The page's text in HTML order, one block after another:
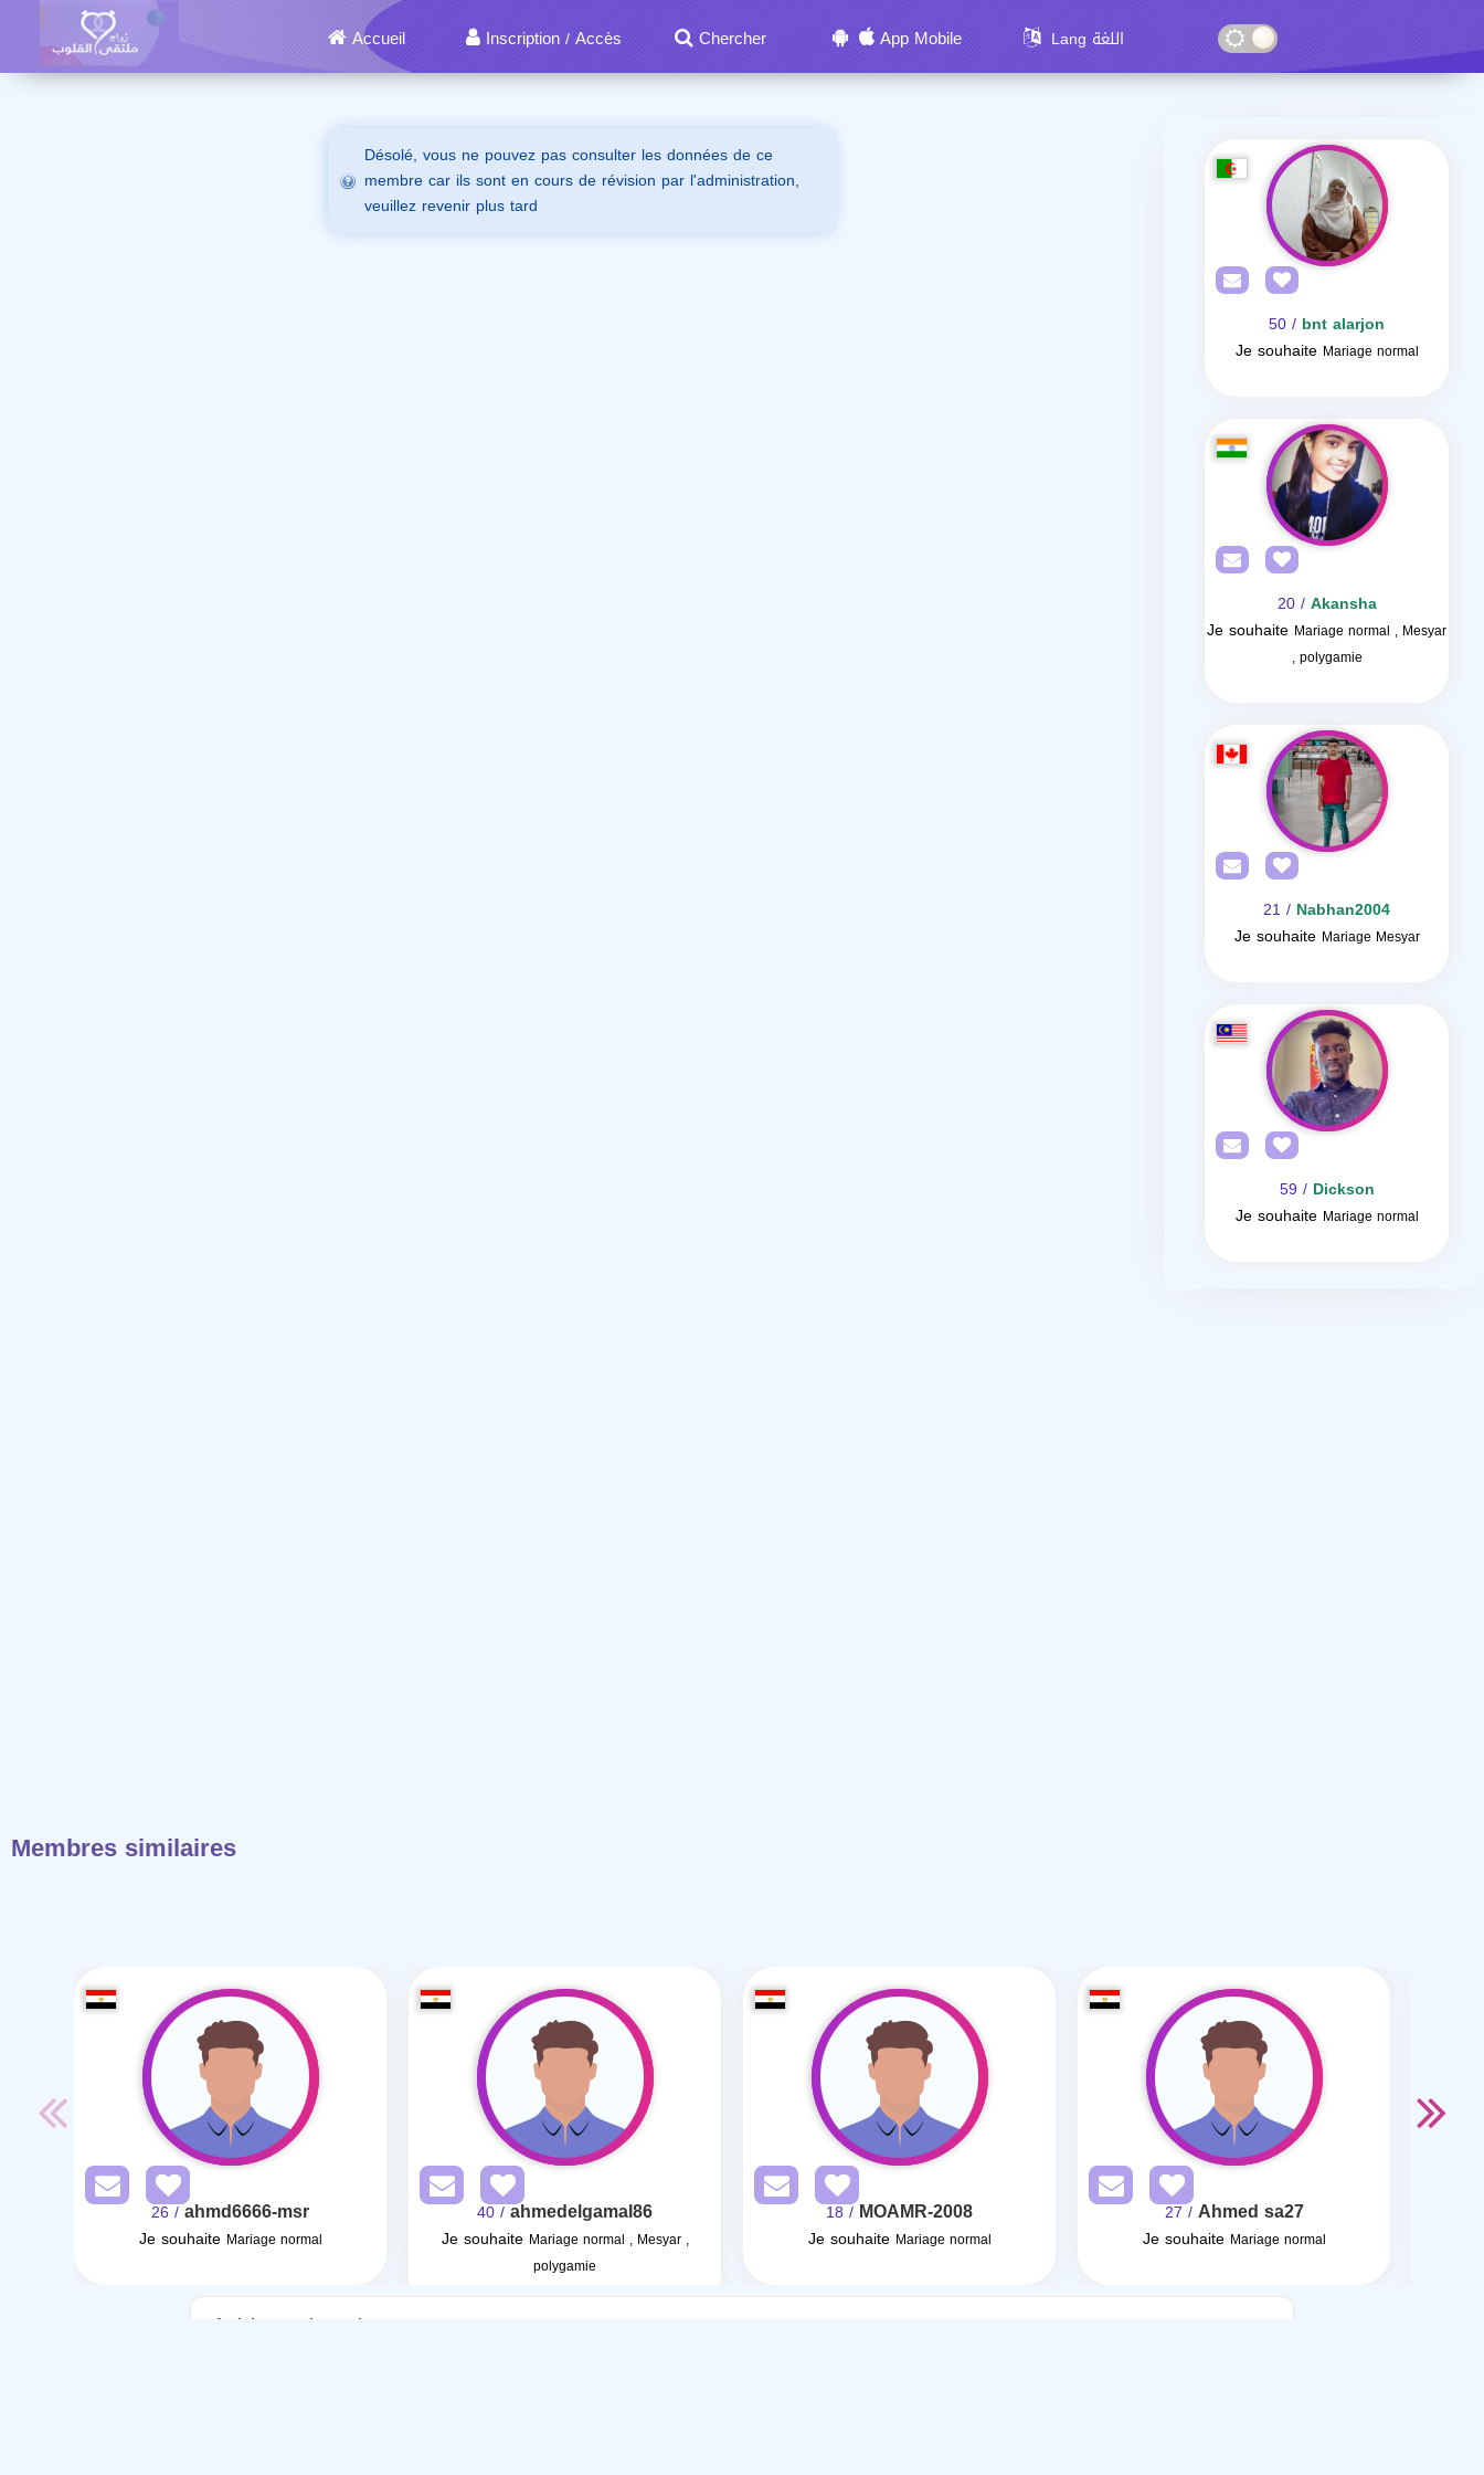
Accueil Inscription / Accès Chercher App Mobile Lang اللغة
Désolé, vous ne pouvez pas consulter les données de ce
membre car ils sont en cours de révision par l'administration,
veuillez revenir plus tard
bnt alarjon
/ 50
Je souhaite Mariage normal
Akansha
/ 20
Je souhaite Mariage normal , Mesyar
, polygamie
Nabhan2004
/ 21
Je souhaite Mariage Mesyar
Dickson
/ 59
Je souhaite Mariage normal
Membres similaires
ahmd6666-msr
/ 26
Je souhaite Mariage normal
ahmedelgamal86
/ 40
Je souhaite Mariage normal , Mesyar ,
polygamie
MOAMR-2008
/ 18
Je souhaite Mariage normal
Ahmed sa27
/ 27
Je souhaite Mariage normal
Articles sur le mariage